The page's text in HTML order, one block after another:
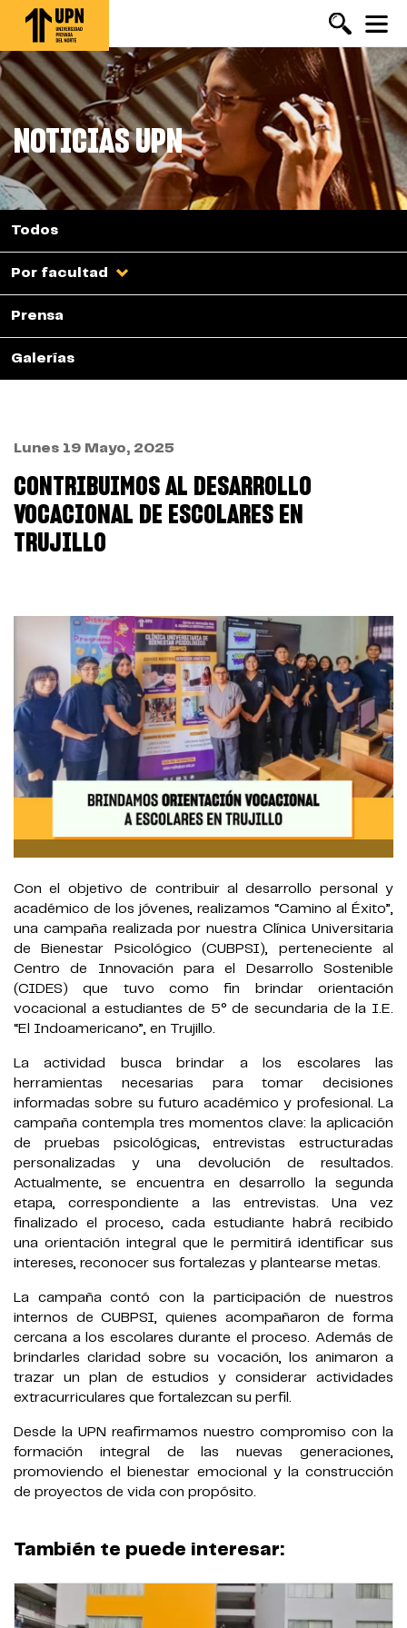
Pasar
contenido
principal
NOTICIAS UPN
Todos
Por facultad
Prensa
Galerías
Lunes 19 Mayo, 2025
CONTRIBUIMOS AL DESARROLLO
VOCACIONAL DE ESCOLARES EN
TRUJILLO
Con el objetivo de contribuir al desarrollo personal y
académico de los jóvenes, realizamos “Camino al Éxito”,
una campaña realizada por nuestra Clínica Universitaria
de Bienestar Psicológico (CUBPSI), perteneciente al
Centro de Innovación para el Desarrollo Sostenible
(CIDES) que tuvo como fin brindar orientación
vocacional a estudiantes de 5° de secundaria de la I.E.
“El Indoamericano”, en Trujillo.
La actividad busca brindar a los escolares las
herramientas necesarias para tomar decisiones
informadas sobre su futuro académico y profesional. La
campaña contempla tres momentos clave: la aplicación
de pruebas psicológicas, entrevistas estructuradas
personalizadas y una devolución de resultados.
Actualmente, se encuentra en desarrollo la segunda
etapa, correspondiente a las entrevistas. Una vez
finalizado el proceso, cada estudiante habrá recibido
una orientación integral que le permitirá identificar sus
intereses, reconocer sus fortalezas y plantearse metas.
La campaña contó con la participación de nuestros
internos de CUBPSI, quienes acompañaron de forma
cercana a los escolares durante el proceso. Además de
brindarles claridad sobre su vocación, los animaron a
trazar un plan de estudios y considerar actividades
extracurriculares que fortalezcan su perfil.
Desde la UPN reafirmamos nuestro compromiso con la
formación integral de las nuevas generaciones,
promoviendo el bienestar emocional y la construcción
de proyectos de vida con propósito.
También te puede interesar: